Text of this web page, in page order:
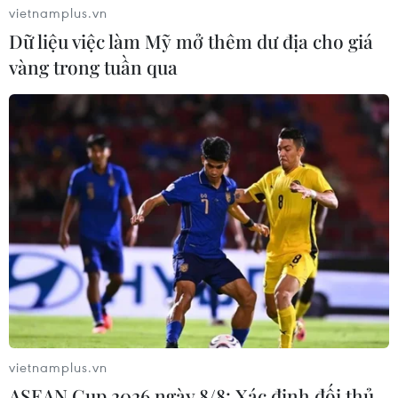
Thái Lan phát hiện hóa thạch khủng
long ăn thịt hơn 130 triệu năm tuổi
05/08/2026 00:00
WHO ghi nhận tín hiệu tích cực từ
thử nghiệm điều trị Ebola tại Congo
04/08/2026 22:42
Đến năm 2030, Việt Nam làm chủ tối
thiểu 10 công nghệ lõi
04/08/2026 15:34
vietnamplus.vn
Dữ liệu việc làm Mỹ mở thêm dư địa cho giá
vàng trong tuần qua
vietnamplus.vn